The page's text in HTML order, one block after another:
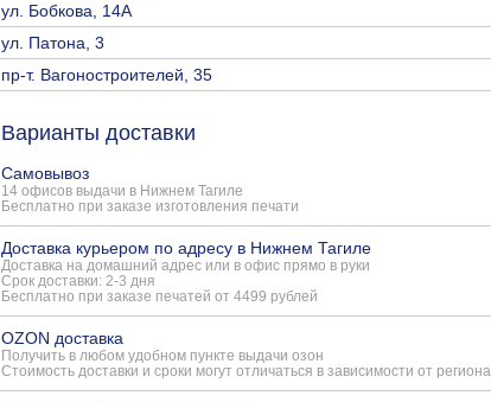
ул. Бобкова, 14А
ул. Патона, 3
пр-т. Вагоностроителей, 35
Варианты доставки
Самовывоз
14 офисов выдачи в Нижнем Тагиле
Бесплатно при заказе изготовления печати
Доставка курьером по адресу в Нижнем Тагиле
Доставка на домашний адрес или в офис прямо в руки
Срок доставки: 2-3 дня
Бесплатно при заказе печатей от 4499 рублей
OZON доставка
Получить в любом удобном пункте выдачи озон
Стоимость доставки и сроки могут отличаться в зависимости от региона